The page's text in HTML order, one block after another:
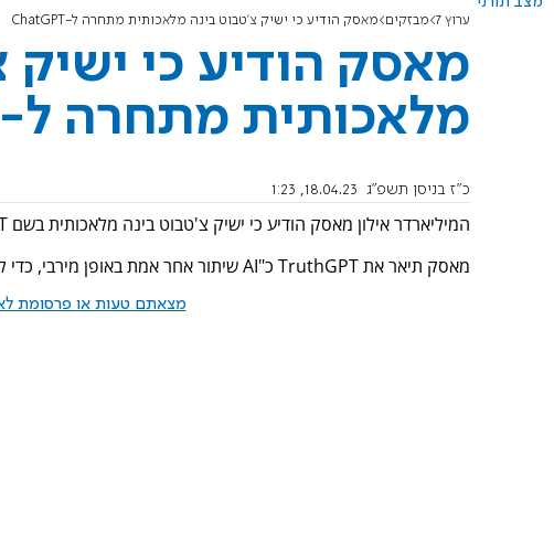
ערוץ 7 מבזקים מאסק הודיע כי ישיק צ'טבוט בינה מלאכותית מתחרה ל-ChatGPT
מאסק הודיע כי ישיק
מלאכותית מתחרה ל-ChatGPT
כ"ז בניסן תשפ"ג 18.04.23, 1:23
המיליארדר אילון מאסק הודיע כי ישיק צ'טבוט בינה מלאכותית בשם TruthGPT, כמתחרה ל-ChatGPT.
מאסק תיאר את TruthGPT כ"AI שיתור אחר אמת באופן מירבי, כדי להבין את טבעו של היקום".
מצאתם טעות או פרסומת לא